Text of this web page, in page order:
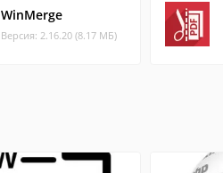
WinMerge
Версия: 2.16.20 (8.17 МБ)